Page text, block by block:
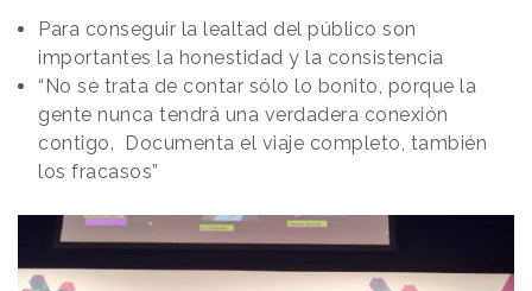
Para conseguir la lealtad del público son
importantes la honestidad y la consistencia
“No se trata de contar sólo lo bonito, porque la
gente nunca tendrá una verdadera conexión
contigo. Documenta el viaje completo, también
los fracasos”